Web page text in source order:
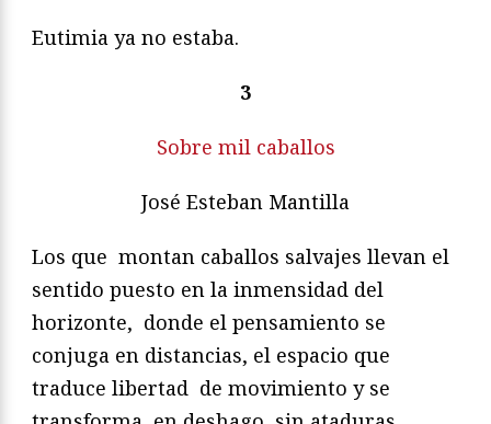
Eutimia ya no estaba.
3
Sobre mil caballos
José Esteban Mantilla
Los que montan caballos salvajes llevan el
sentido puesto en la inmensidad del
horizonte, donde el pensamiento se
conjuga en distancias, el espacio que
traduce libertad de movimiento y se